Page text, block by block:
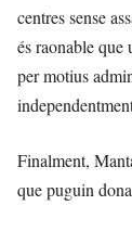
centres sense
és raonable que
per motius
Finalment,
que puguin